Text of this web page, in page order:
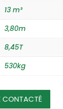
13 m³
3,80m
8,45T
530kg
CONTACTÉ